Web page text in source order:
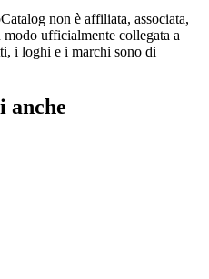
non è affiliata, associata,
ufficialmente collegata a
i loghi e i marchi sono di
anche